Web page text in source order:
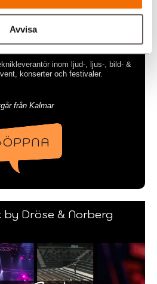
Avvisa
inom ljud-, ljus-, bild- &
konserter och festivaler.
från Kalmar
by Dröse & Norberg